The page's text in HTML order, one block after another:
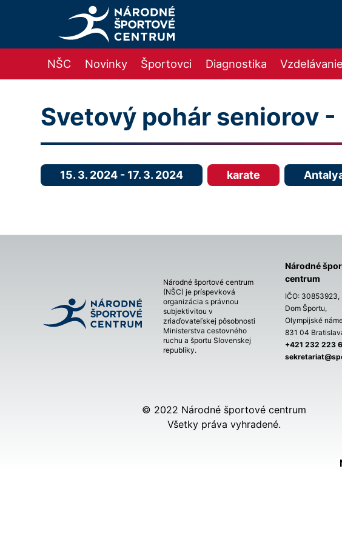
NŠC Novinky Športovci Diagnostika Vzdelávanie
Svetový pohár seniorov -
15. 3. 2024 - 17. 3. 2024 karate
Národné športové centrum
(NŠC) je príspevková
organizácia s právnou
subjektivitou v
zriaďovateľskej pôsobnosti
Ministerstva cestovného
ruchu a športu Slovenskej
republiky.
Národné
centrum
IČO: 30853923,
Dom Športu,
Olympijské
831 04
+421 232 223
© 2022 Národné športové centrum
Všetky práva vyhradené.